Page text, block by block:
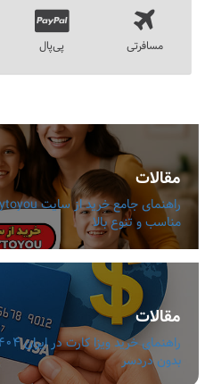
مسافرتی پی‌پال
مقالات
مناسب و تنوع بالا
مقالات
بدون دردسر